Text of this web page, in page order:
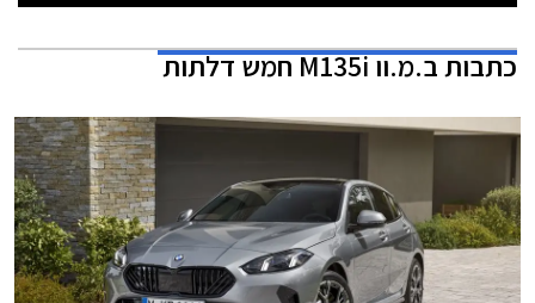
כתבותב.מ.וו M135i חמש דלתות